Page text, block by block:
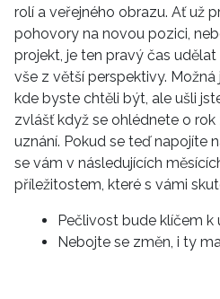
rolí a veřejného obrazu. Ať už
pohovory na novou pozici,
projekt, je ten pravý čas
vše z větší perspektivy. Možná
kde byste chtěli být, ale ušli
zvlášť když se ohlédnete o
uznání. Pokud se teď napojíte
se vám v následujících
příležitostem, které s vámi
Pečlivost bude klíčem k
Nebojte se změn, i ty